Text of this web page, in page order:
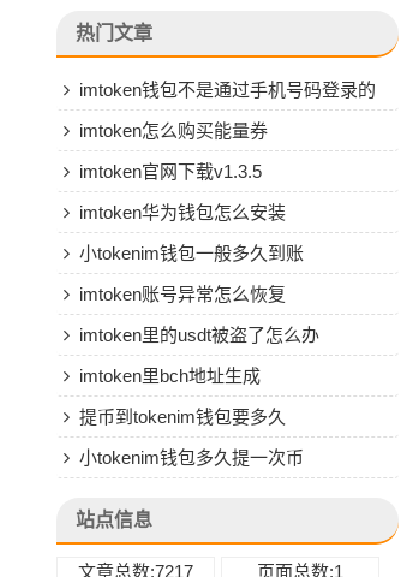
热门文章
imtoken钱包不是通过手机号码登录的
吗imtoken怎么购买能量券
imtoken官网下载v1.3.5
imtoken华为钱包怎么安装
小tokenim钱包一般多久到账
imtoken账号异常怎么恢复
imtoken里的usdt被盗了怎么办
imtoken里bch地址生成
提币到tokenim钱包要多久
小tokenim钱包多久提一次币
站点信息
文章总数:7217 页面总数:1